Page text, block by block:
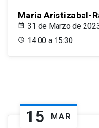
Maria Aristizabal-
31 de Marzo de 2023
14:00 a 15:30
15 MAR